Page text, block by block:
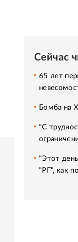
Сейчас
65 лет
Бомба на
"С
"Этот
"РГ", как